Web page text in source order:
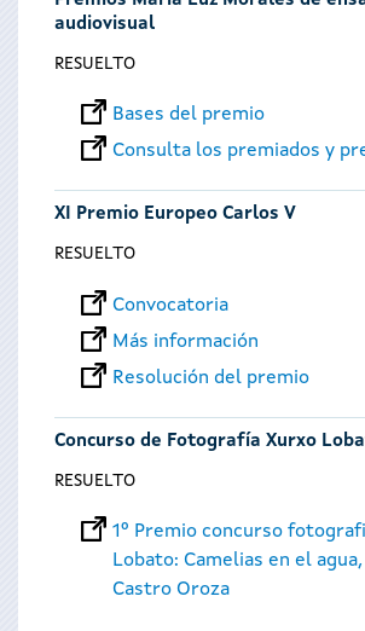
audiovisual
RESUELTO
Bases del premio
Consulta los premiados y
XI Premio Europeo Carlos V
RESUELTO
Convocatoria
Más información
Resolución del premio
Concurso de Fotografía Xurxo
RESUELTO
1º Premio concurso
Lobato: Camelias en el
Castro Oroza